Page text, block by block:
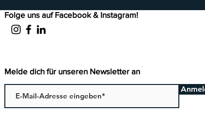
Melde dich für unseren Newsletter an
Folge uns auf Facebook & Instagram!